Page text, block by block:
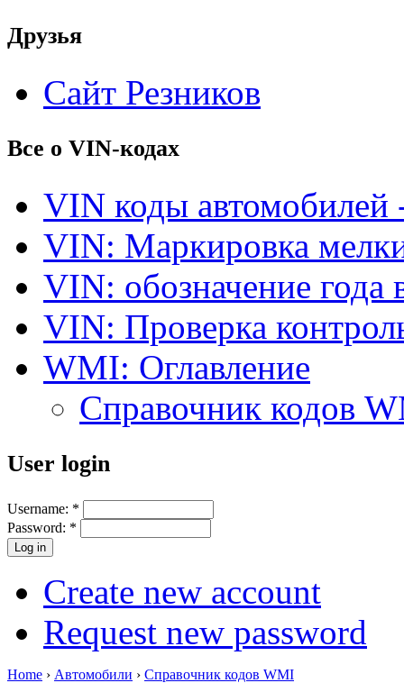
Друзья
Сайт Резников
Все о VIN-кодах
VIN коды автомобилей
VIN: Маркировка
VIN: обозначение года
VIN: Проверка
WMI: Оглавление
Справочник кодов
User login
Username: *
Password: *
Create new account
Request new password
Home › Автомобили › Справочник кодов WMI